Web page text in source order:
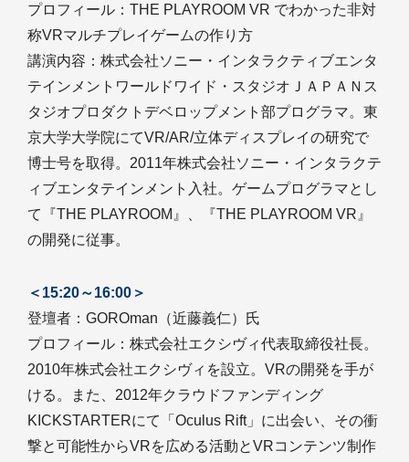
プロフィール：THE PLAYROOM VR でわかった非対
称VRマルチプレイゲームの作り方
講演内容：株式会社ソニー・インタラクティブエンタ
テインメントワールドワイド・スタジオＪＡＰＡＮス
タジオプロダクトデベロップメント部プログラマ。東
京大学大学院にてVR/AR/立体ディスプレイの研究で
博士号を取得。2011年株式会社ソニー・インタラクテ
ィブエンタテインメント入社。ゲームプログラマとし
て『THE PLAYROOM』、『THE PLAYROOM VR』
の開発に従事。
＜15:20～16:00＞
登壇者：GOROman（近藤義仁）氏
プロフィール：株式会社エクシヴィ代表取締役社長。
2010年株式会社エクシヴィを設立。VRの開発を手が
ける。また、2012年クラウドファンディング
KICKSTARTERにて「Oculus Rift」に出会い、その衝
撃と可能性からVRを広める活動とVRコンテンツ制作